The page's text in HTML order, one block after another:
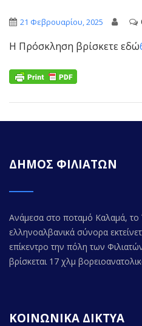
21 Φεβρουαρίου, 2025
Η Πρόσκληση βρίσκετε εδώ
ΔΗΜΟΣ ΦΙΛΙΑΤΩΝ
Ανάμεσα στο ποταμό Καλαμά,
ελληνοαλβανικά σύνορα
επίκεντρο την πόλη των
βρίσκεται 17 χλμ
ΚΟΙΝΩΝΙΚΑ ΔΙΚΤΥΑ